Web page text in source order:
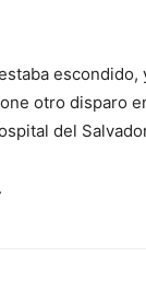
otro disparo
del